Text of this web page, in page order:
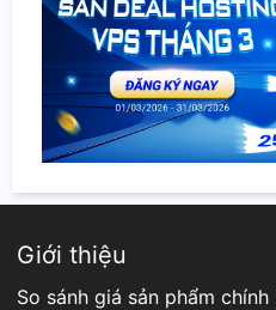
Giới thiệu
So sánh giá sản phẩm